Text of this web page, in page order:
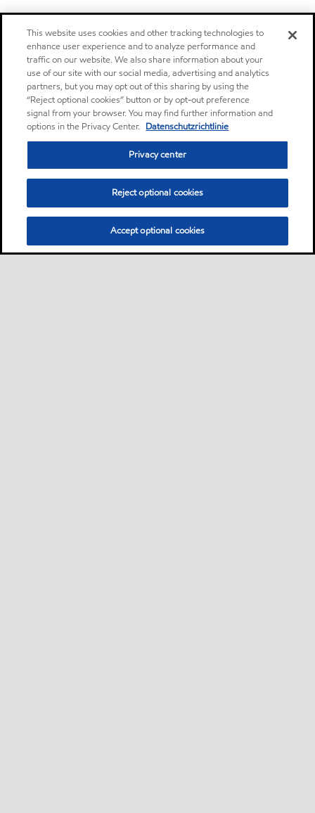
This website uses cookies and other tracking technologies to
enhance user experience and to analyze performance and
traffic on our website. We also share information about your
use of our site with our social media, advertising and analytics
partners, but you may opt out of this sharing by using the
“Reject optional cookies” button or by opt-out preference
signal from your browser. You may find further information and
options in the Privacy Center. Datenschutzrichtlinie
Privacy center
Reject optional cookies
Accept optional cookies